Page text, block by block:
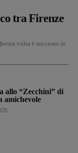
tra Firenze
volta è successo in
allo “Zecchini” di
amichevole